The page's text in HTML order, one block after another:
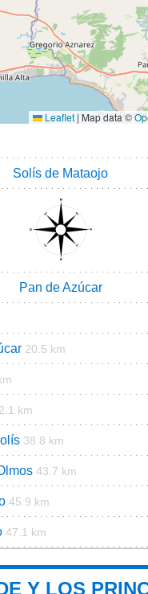
Leaflet | Map data ©
Solís de Mataojo
Pan de Azúcar
20.5 km
km
38.8 km
43.7 km
45.9 km
47.1 km
Y LOS